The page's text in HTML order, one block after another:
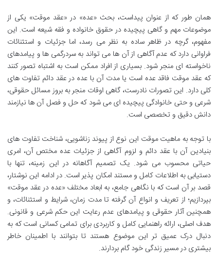
همان طور که از عنوان پیداست، بحث «عده» در «عقد موقت» یکی از
موضوعات مهم و گاهی پیچیده در حقوق خانواده و فقه شیعه است. این
مفهوم، گرچه در ظاهر ساده به نظر می رسد، اما جزئیات و استثنائات
فراوانی دارد که عدم آگاهی از آن ها می تواند به سردرگمی ها و پیامدهای
ناخواسته ای منجر شود. بسیاری از افراد ممکن است به اشتباه تصور کنند
که عقد موقت فاقد عده است یا مدت آن با عده در عقد دائم تفاوت های
کلی دارد. این تصورات نادرست، گاهی اوقات منجر به بروز مسائل حقوقی،
شرعی و حتی خانوادگی پیچیده ای می شود که حل و فصل آن ها نیازمند
دانش دقیق و تخصصی است.
با توجه به ماهیت موقت این نوع از پیوند زناشویی، شناخت تفاوت های
بنیادین آن با عقد دائم و لزوم آگاهی از جزئیات عده مختص آن، امری
حیاتی محسوب می شود. یک تصمیم آگاهانه در این زمینه، تنها با
دستیابی به اطلاعات کامل و مستند امکان پذیر است. در ادامه این نوشتار،
قصد بر آن است که با نگاهی جامع، به ابعاد مختلف «عده در عقد موقت»
بپردازیم؛ از تعریف و انواع آن گرفته تا مدت زمان، شرایط و استثنائات، و
همچنین آثار حقوقی و پیامدهای عدم رعایت این حکم شرعی و قانونی.
هدف اصلی، ارائه راهنمایی کامل و کاربردی برای تمامی کسانی است که به
دنبال درک عمیق تر این موضوع هستند تا بتوانند با اطمینان خاطر
بیشتری در مسیر زندگی خود گام بردارند.